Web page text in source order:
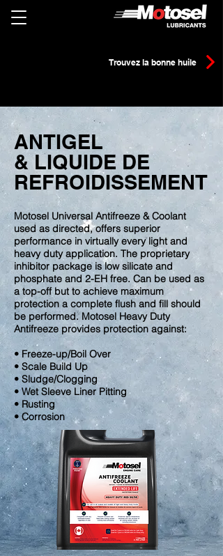
Trouvez la bonne huile
ANTIGEL
& LIQUIDE DE
REFROIDISSEMENT
Motosel Universal Antifreeze & Coolant
used as directed, offers superior
performance in virtually every light and
heavy duty application. The proprietary
inhibitor package is low silicate and
phosphate and 2-EH free. Can be used as
a top-off but to achieve maximum
protection a complete flush and fill should
be performed. Motosel Heavy Duty
Antifreeze provides protection against:
• Freeze-up/Boil Over
• Scale Build Up
• Sludge/Clogging
• Wet Sleeve Liner Pitting
• Rusting
• Corrosion